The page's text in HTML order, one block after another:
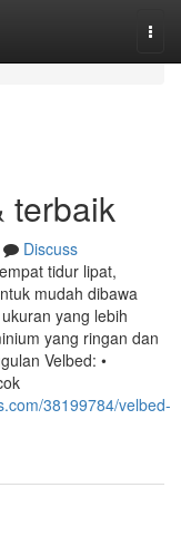
terbaik
Discuss
tidur lipat,
mudah dibawa
yang lebih
yang ringan dan
Velbed: •
38199784/velbed-